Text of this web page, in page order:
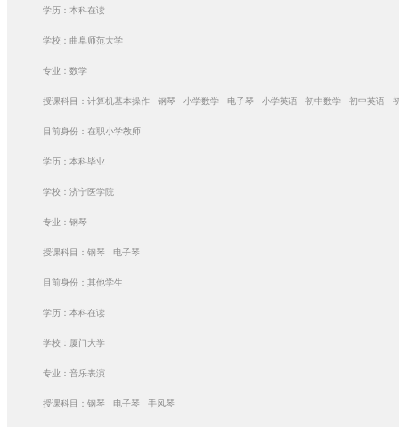
学历：本科在读
学校：曲阜师范大学
专业：数学
授课科目：计算机基本操作 钢琴 小学数学 电子琴 小学英语 初中数学 初中英语
目前身份：在职小学教师
学历：本科毕业
学校：济宁医学院
专业：钢琴
授课科目：钢琴 电子琴
目前身份：其他学生
学历：本科在读
学校：厦门大学
专业：音乐表演
授课科目：钢琴 电子琴 手风琴